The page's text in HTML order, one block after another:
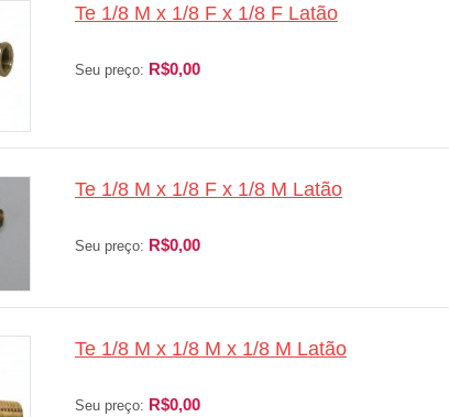
Te 1/8 M x 1/8 F x 1/8 F Latão
Seu preço: R$0,00
Te 1/8 M x 1/8 F x 1/8 M Latão
Seu preço: R$0,00
Te 1/8 M x 1/8 M x 1/8 M Latão
Seu preço: R$0,00